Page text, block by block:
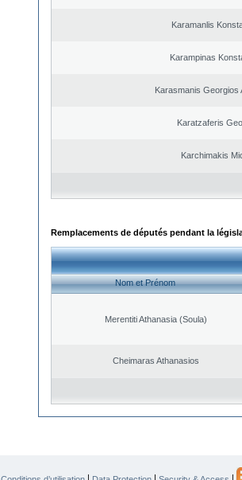
Karamanlis
Karampinas
Karasmanis Georgios
Karatzaferis
Karchimakis
Remplacements de députés pendant la
Nom et Prénom
Merentiti Athanasia (Soula)
Cheimaras Athanasios
| | |